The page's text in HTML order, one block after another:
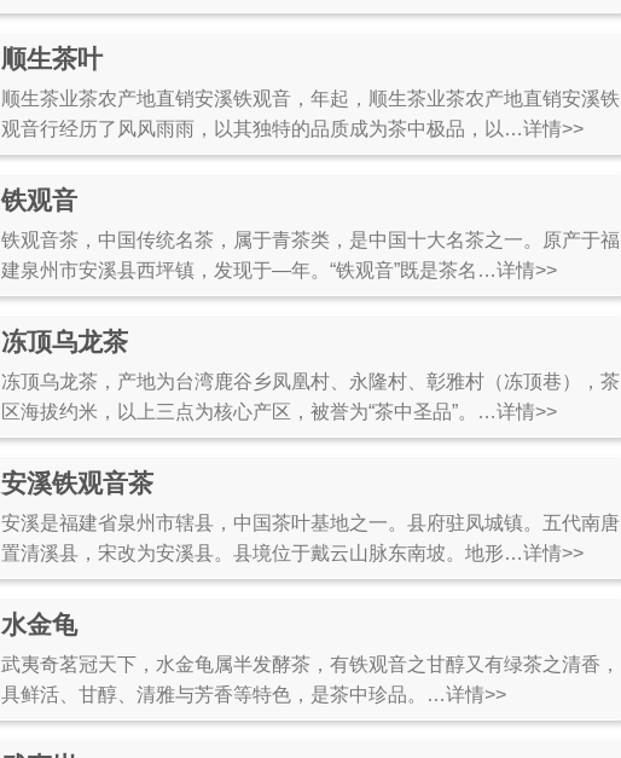
顺生茶叶
顺生茶业茶农产地直销安溪铁观音，年起，顺生茶业茶农产地直销安溪铁
观音行经历了风风雨雨，以其独特的品质成为茶中极品，以…详情>>
铁观音
铁观音茶，中国传统名茶，属于青茶类，是中国十大名茶之一。原产于福
建泉州市安溪县西坪镇，发现于—年。“铁观音”既是茶名…详情>>
冻顶乌龙茶
冻顶乌龙茶，产地为台湾鹿谷乡凤凰村、永隆村、彰雅村（冻顶巷），茶
区海拔约米，以上三点为核心产区，被誉为“茶中圣品”。…详情>>
安溪铁观音茶
安溪是福建省泉州市辖县，中国茶叶基地之一。县府驻凤城镇。五代南唐
置清溪县，宋改为安溪县。县境位于戴云山脉东南坡。地形…详情>>
水金龟
武夷奇茗冠天下，水金龟属半发酵茶，有铁观音之甘醇又有绿茶之清香，
具鲜活、甘醇、清雅与芳香等特色，是茶中珍品。…详情>>